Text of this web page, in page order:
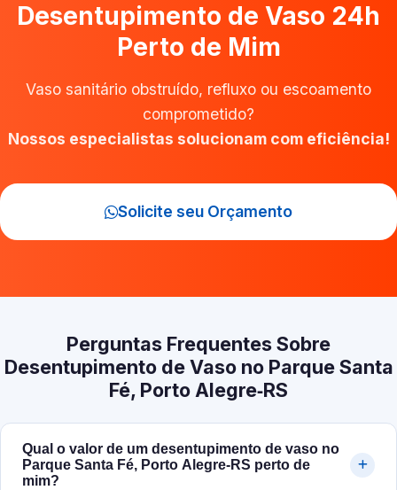
Desentupimento de Vaso 24h
Perto de Mim
Vaso sanitário obstruído, refluxo ou escoamento
comprometido?
Nossos especialistas solucionam com eficiência!
Solicite seu Orçamento
Perguntas Frequentes Sobre
Desentupimento de Vaso no Parque Santa
Fé, Porto Alegre‑RS
Qual o valor de um desentupimento de vaso no
Parque Santa Fé, Porto Alegre‑RS perto de
mim?